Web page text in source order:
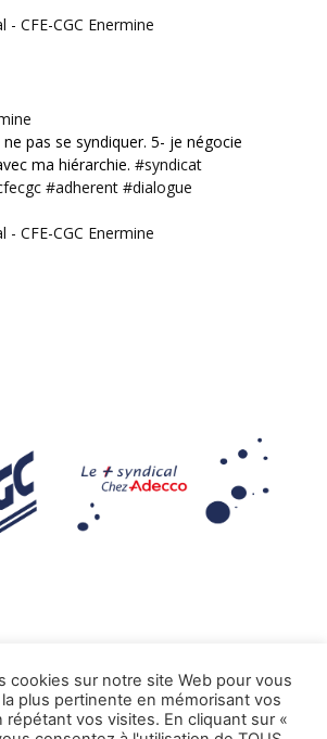
CFE-CGC Enermine
pas se syndiquer. 5- je négocie
ma hiérarchie. #syndicat
#adherent #dialogue
CFE-CGC Enermine
cookies sur notre site Web pour vous
plus pertinente en mémorisant vos
vos visites. En cliquant sur «